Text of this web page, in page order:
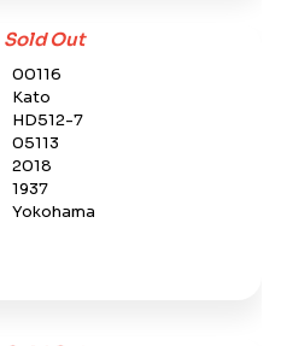
Sold Out
00116
Kato
HD512-7
05113
2018
1937
Yokohama